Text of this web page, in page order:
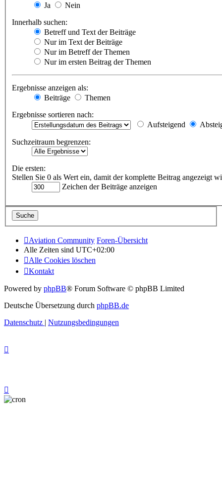
Ja
Nein
Innerhalb suchen:
Betreff und Text der Beiträge
Nur im Text der Beiträge
Nur im Betreff der Themen
Nur im ersten Beitrag der Themen
Ergebnisse anzeigen als:
Beiträge
Themen
Ergebnisse sortieren nach:
Aufsteigend
Suchzeitraum begrenzen:
Die ersten:
Stellen Sie 0 als Wert ein, damit der komplette Beitrag angezeigt
Zeichen der Beiträge anzeigen
Aviation Community Foren-Übersicht
Alle Zeiten sind UTC+02:00
Alle Cookies löschen
Kontakt
Powered by phpBB® Forum Software © phpBB Limited
Deutsche Übersetzung durch phpBB.de
Datenschutz | Nutzungsbedingungen